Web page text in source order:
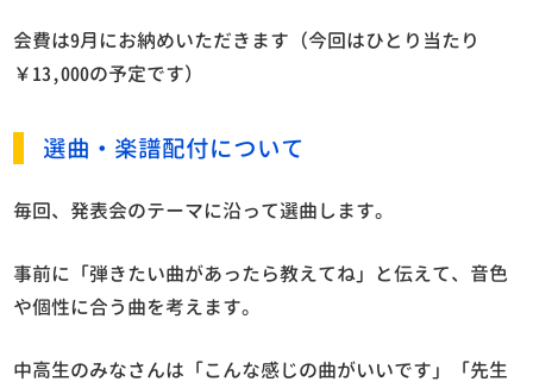
会費は9月にお納めいただきます（今回はひとり当たり
￥13,000の予定です）
選曲・楽譜配付について
毎回、発表会のテーマに沿って選曲します。
事前に「弾きたい曲があったら教えてね」と伝えて、音色
や個性に合う曲を考えます。
中高生のみなさんは「こんな感じの曲がいいです」「先生